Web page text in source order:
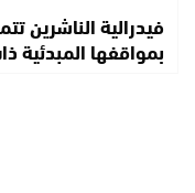
فيدرالية الناشرين
بمواقفها المبدئية